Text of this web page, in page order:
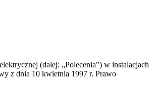
(dalej: „Polecenia”) w instalacjach
z dnia 10 kwietnia 1997 r. Prawo